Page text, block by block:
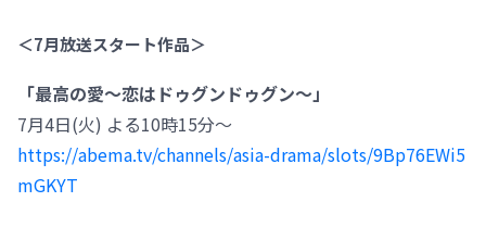
＜7月放送スタート作品＞
「最高の愛～恋はドゥグンドゥグン～」
7月4日(火) よる10時15分～
https://abema.tv/channels/asia-drama/slots/9Bp76EWi5
mGKYT